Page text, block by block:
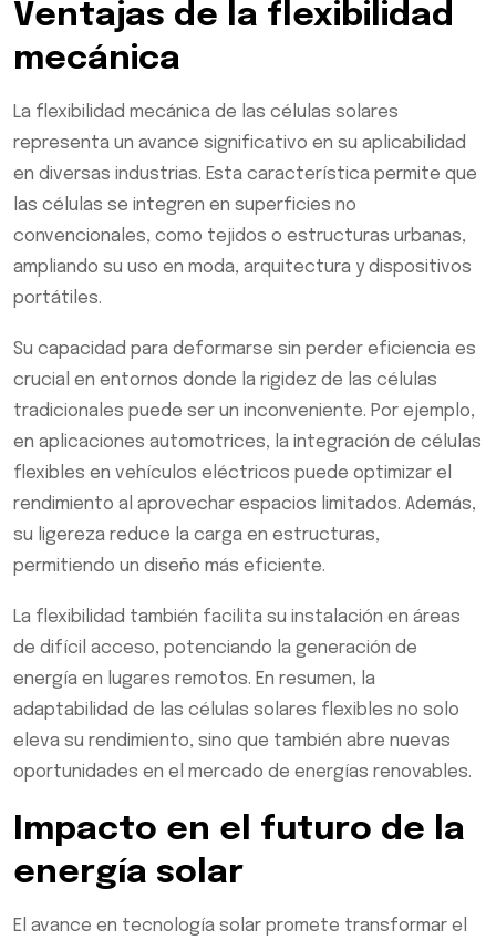
Ventajas de la flexibilidad
mecánica
La flexibilidad mecánica de las células solares
representa un avance significativo en su aplicabilidad
en diversas industrias. Esta característica permite que
las células se integren en superficies no
convencionales, como tejidos o estructuras urbanas,
ampliando su uso en moda, arquitectura y dispositivos
portátiles.
Su capacidad para deformarse sin perder eficiencia es
crucial en entornos donde la rigidez de las células
tradicionales puede ser un inconveniente. Por ejemplo,
en aplicaciones automotrices, la integración de células
flexibles en vehículos eléctricos puede optimizar el
rendimiento al aprovechar espacios limitados. Además,
su ligereza reduce la carga en estructuras,
permitiendo un diseño más eficiente.
La flexibilidad también facilita su instalación en áreas
de difícil acceso, potenciando la generación de
energía en lugares remotos. En resumen, la
adaptabilidad de las células solares flexibles no solo
eleva su rendimiento, sino que también abre nuevas
oportunidades en el mercado de energías renovables.
Impacto en el futuro de la
energía solar
El avance en tecnología solar promete transformar el